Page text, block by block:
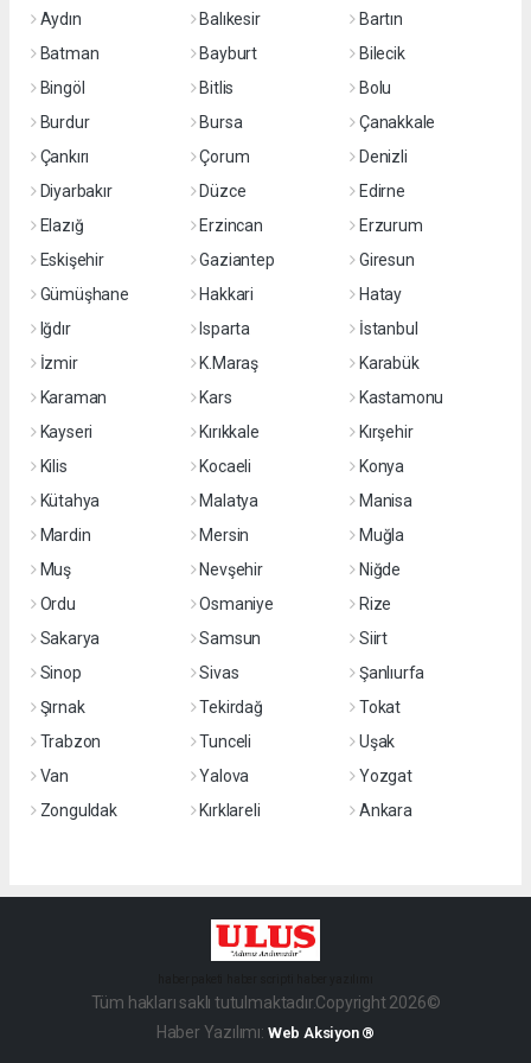
Aydın
Balıkesir
Bartın
Batman
Bayburt
Bilecik
Bingöl
Bitlis
Bolu
Burdur
Bursa
Çanakkale
Çankırı
Çorum
Denizli
Diyarbakır
Düzce
Edirne
Elazığ
Erzincan
Erzurum
Eskişehir
Gaziantep
Giresun
Gümüşhane
Hakkari
Hatay
Iğdır
Isparta
İstanbul
İzmir
K.Maraş
Karabük
Karaman
Kars
Kastamonu
Kayseri
Kırıkkale
Kırşehir
Kilis
Kocaeli
Konya
Kütahya
Malatya
Manisa
Mardin
Mersin
Muğla
Muş
Nevşehir
Niğde
Ordu
Osmaniye
Rize
Sakarya
Samsun
Siirt
Sinop
Sivas
Şanlıurfa
Şırnak
Tekirdağ
Tokat
Trabzon
Tunceli
Uşak
Van
Yalova
Yozgat
Zonguldak
Kırklareli Ankara
Tüm hakları saklı tutulmaktadır.Copyright 2026©
Haber Yazılımı: Web Aksiyon ®